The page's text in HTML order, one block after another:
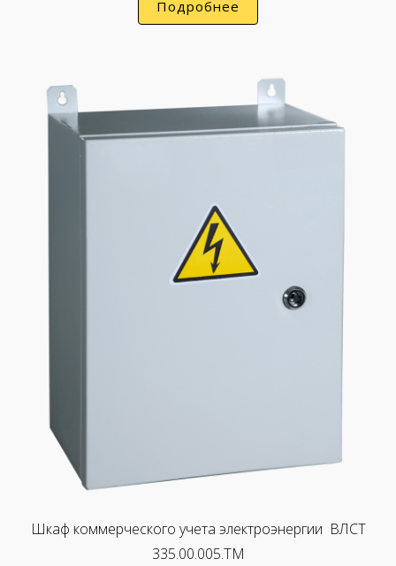
Подробнее
Шкаф коммерческого учета электроэнергии ВЛСТ
335.00.005.ТМ